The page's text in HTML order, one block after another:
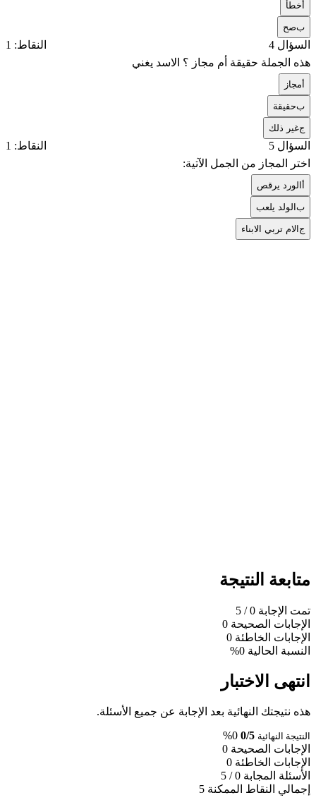
خطأ
بصح
السؤال 4
النقاط: 1
هذه الجملة حقيقة أم مجاز ؟ الاسد يغني
مجاز
بحقيقة
جغير ذلك
السؤال 5
النقاط: 1
اختر المجاز من الجمل الآتية:
الورد يرقص
بالولد يلعب
جالام تربي الابناء
متابعة النتيجة
تمت الإجابة 0
/ 5
الإجابات الصحيحة 0
الإجابات الخاطئة 0
النسبة الحالية 0%
انتهى الاختبار
هذه نتيجتك النهائية بعد الإجابة عن جميع الأسئلة.
النتيجة النهائية 0/5
0%
الإجابات الصحيحة 0
الإجابات الخاطئة 0
الأسئلة المجابة 0 / 5
إجمالي النقاط الممكنة 5